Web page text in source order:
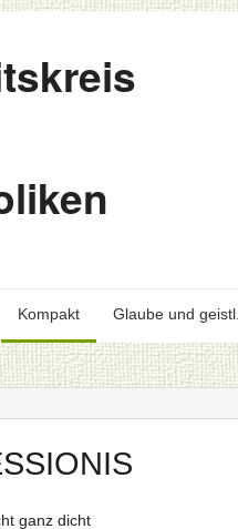
Kompakt Glaube und
ganz dicht